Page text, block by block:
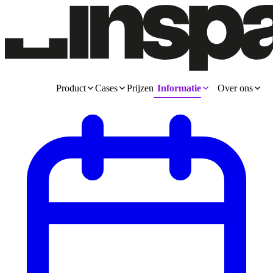
Product Cases Prijzen Informatie Over ons